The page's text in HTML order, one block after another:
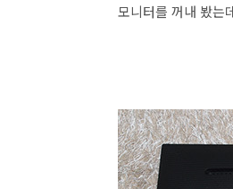
모니터를 꺼내 봤는